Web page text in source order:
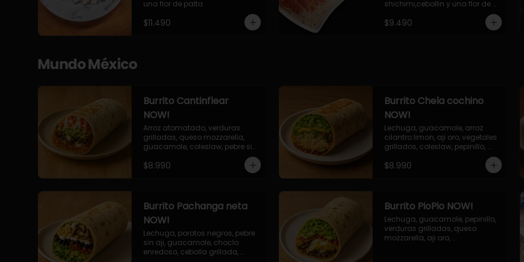
una flor de palta.
$11.490
shichimi,cebollin y una flor de
$9.490
Mundo México
Burrito Cantinflear
NOW!
Arroz atomatado, verduras
grilladas, queso mozzarella,
guacamole, coleslaw, pebre sin
$8.990
Burrito Chela cochino
NOW!
Lechuga, guacamole, arroz
cilantro limon, aji oro, vegetales
grillados, coleslaw, pepinillo,
$8.990
Burrito Pachanga neta
NOW!
Lechuga, porotos negros, pebre
sin aji, guacamole, choclo
enredoso, cebolla grillada,
Burrito PioPio NOW!
Lechuga, guacamole, pepinillo,
verduras grilladas, queso
mozzarella, aji oro,